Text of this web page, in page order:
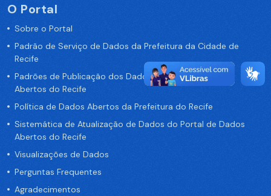
O Portal
Sobre o Portal
Padrão de Serviço de Dados da Prefeitura da Cidade de
Recife
Padrões de Publicação dos Dados no Portal de Dados
Abertos do Recife
Política de Dados Abertos da Prefeitura do Recife
Sistemática de Atualização de Dados do Portal de Dados
Abertos do Recife
Visualizações de Dados
Perguntas Frequentes
Agradecimentos